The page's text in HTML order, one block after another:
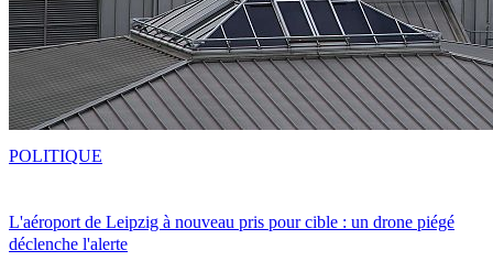
L'aéroport de Leipzig à nouveau pris pour cible : un drone piégé
déclenche l'alerte
POLITIQUE